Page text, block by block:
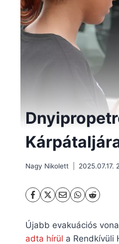
Nagy Nikolett 2025.07.17.
Újabb evakuációs
adta hírül a Rendkívüli